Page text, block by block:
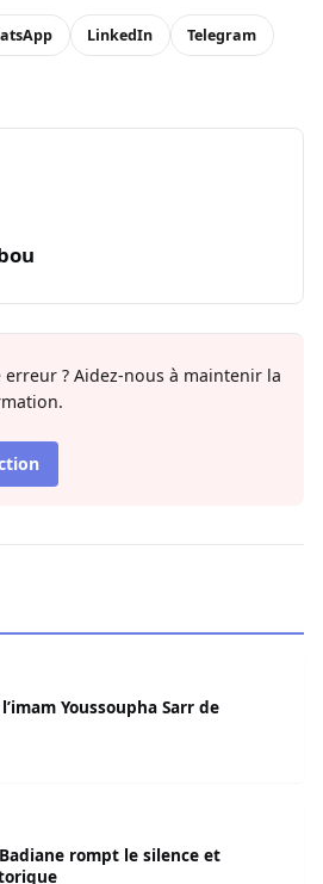
LinkedIn Telegram
erreur ? Aidez-nous à maintenir la
Youssoupha Sarr de
rompt le silence et